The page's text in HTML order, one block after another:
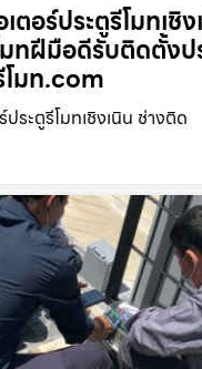
ตอร์ประตูรีโมทเชิ
ทฝีมือดีรับติดตั้งป
โมท.com
ระตูรีโมทเชิงเนิน ช่างติด